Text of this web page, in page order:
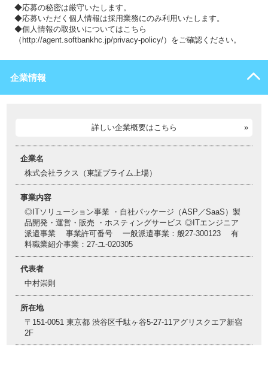
◆応募の秘密は厳守いたします。
◆応募いただく個人情報は採用業務にのみ利用いたします。
◆個人情報の取扱いについてはこちら
（http://agent.softbankhc.jp/privacy-policy/）をご確認ください。
企業情報
詳しい企業概要はこちら
企業名
株式会社ラクス（東証プライム上場）
事業内容
◎ITソリューション事業 ・自社パッケージ（ASP／SaaS）製
品開発・運営・販売 ・ホスティングサービス ◎ITエンジニア
派遣事業 事業許可番号 一般派遣事業：般27-300123 有
料職業紹介事業：27-ユ-020305
代表者
中村崇則
所在地
〒151-0051 東京都 渋谷区千駄ヶ谷5-27-11アグリスクエア新宿
2F